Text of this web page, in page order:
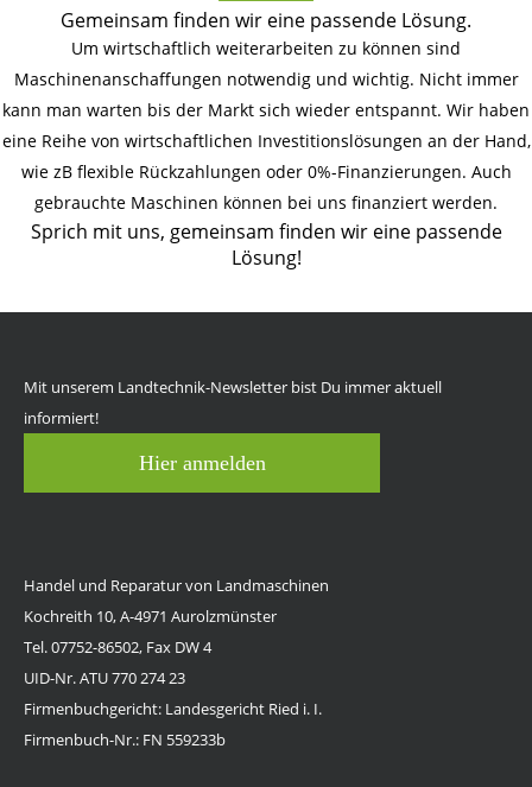
Gemeinsam finden wir eine passende Lösung.
Um wirtschaftlich weiterarbeiten zu können sind
Maschinenanschaffungen notwendig und wichtig. Nicht immer
kann man warten bis der Markt sich wieder entspannt. Wir haben
eine Reihe von wirtschaftlichen Investitionslösungen an der Hand,
wie zB flexible Rückzahlungen oder 0%-Finanzierungen. Auch
gebrauchte Maschinen können bei uns finanziert werden.
Sprich mit uns, gemeinsam finden wir eine passende
Lösung!
Mit unserem Landtechnik-Newsletter bist Du immer aktuell
informiert!
Hier anmelden
Handel und Reparatur von Landmaschinen
Kochreith 10, A-4971 Aurolzmünster
Tel. 07752-86502, Fax DW 4
UID-Nr. ATU 770 274 23
Firmenbuchgericht: Landesgericht Ried i. I.
Firmenbuch-Nr.: FN 559233b